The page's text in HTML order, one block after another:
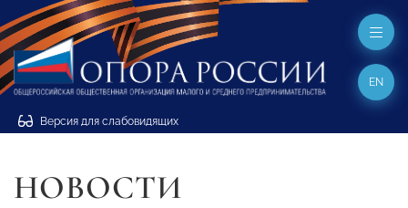
Версия для слабовидящих
EN
НОВОСТИ